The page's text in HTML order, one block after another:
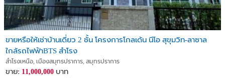
ขายหรือให้เช่าบ้านเดี่ยว 2 ชั้น โครงการโกลเด้น นีโอ สุขุมวิท-ลาซาล
ใกล้รถไฟฟ้าBTS สำโรง
สำโรงเหนือ, เมืองสมุทรปราการ, สมุทรปราการ
ขาย: 11,000,000 บาท